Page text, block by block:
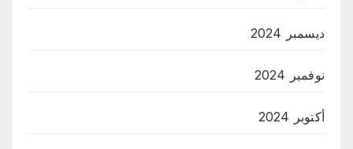
ديسمبر 2024
نوفمبر 2024
أكتوبر 2024